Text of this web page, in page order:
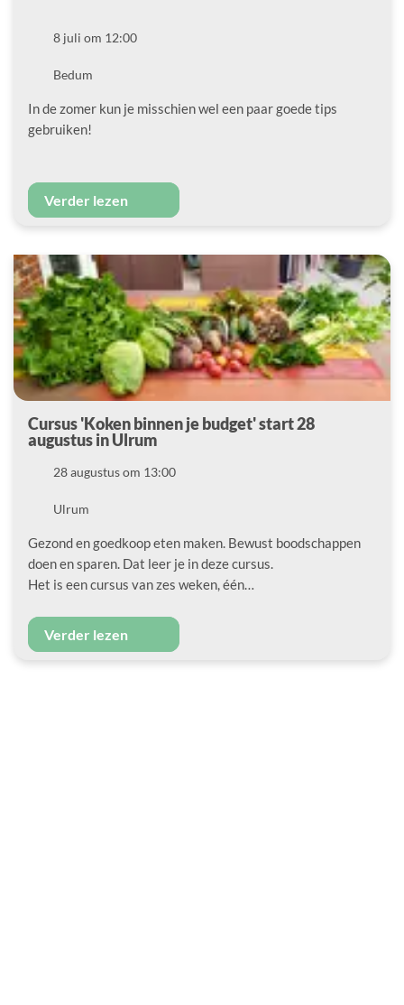
Datum8 juli om 12:00
LocatieBedum
In de zomer kun je misschien wel een paar goede tips
gebruiken!
Verder lezen
Cursus 'Koken binnen je budget' start 28
augustus in Ulrum
Datum28 augustus om 13:00
LocatieUlrum
Gezond en goedkoop eten maken. Bewust boodschappen
doen en sparen. Dat leer je in deze cursus.
Het is een cursus van zes weken, één…
Verder lezen